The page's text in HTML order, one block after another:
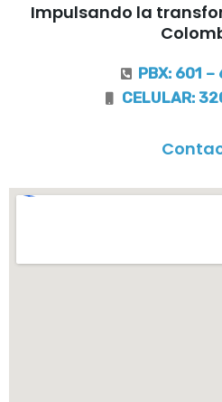
Impulsando la
PBX: 601
CELULAR: